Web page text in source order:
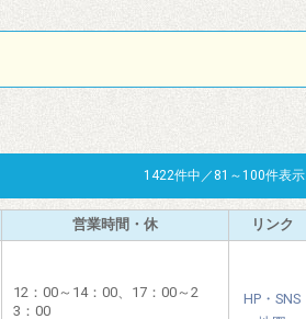
1422件中／81～100件表示
営業時間・休 リンク
12：00～14：00、17：00～2
3：00
HP・SNS